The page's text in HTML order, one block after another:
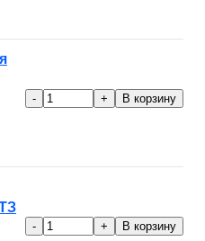
- + В корзину
- + В корзину